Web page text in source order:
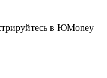
в ЮMoney